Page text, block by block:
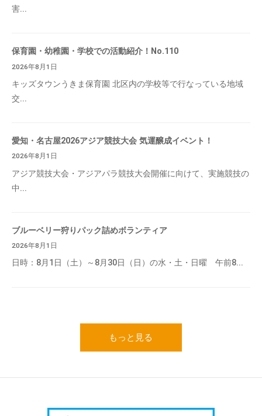
害...
保育園・幼稚園・学校での活動紹介！No.110
2026年8月1日
キッズタウンうきま保育園 北区内の学校等で行なっている地域
交...
愛知・名古屋2026アジア競技大会 気運醸成イベント！
2026年8月1日
アジア競技大会・アジアパラ競技大会開催に向けて、実施競技の
中...
ブルーベリー狩りパック詰めボランティア
2026年8月1日
日時：8月1日（土）～8月30日（日）の水・土・日曜 午前8...
もっと見る